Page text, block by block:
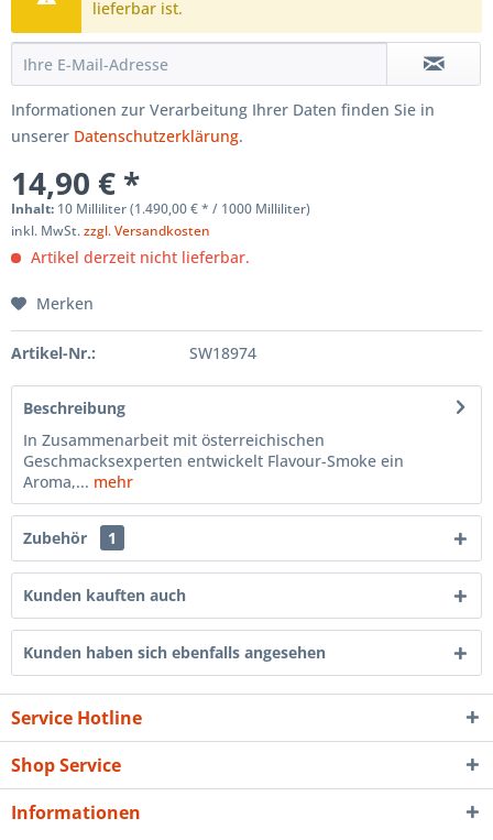
lieferbar ist.
Informationen zur Verarbeitung Ihrer Daten finden Sie in
unserer Datenschutzerklärung.
14,90 € *
Inhalt: 10 Milliliter (1.490,00 € * / 1000 Milliliter)
inkl. MwSt.zzgl. Versandkosten
Artikel derzeit nicht lieferbar.
Merken
Artikel-Nr.: SW18974
Beschreibung
In Zusammenarbeit mit österreichischen
Geschmacksexperten entwickelt Flavour-Smoke ein
Aroma,... mehr
Zubehör 1
Kunden kauften auch
Kunden haben sich ebenfalls angesehen
Service Hotline
Shop Service
Informationen